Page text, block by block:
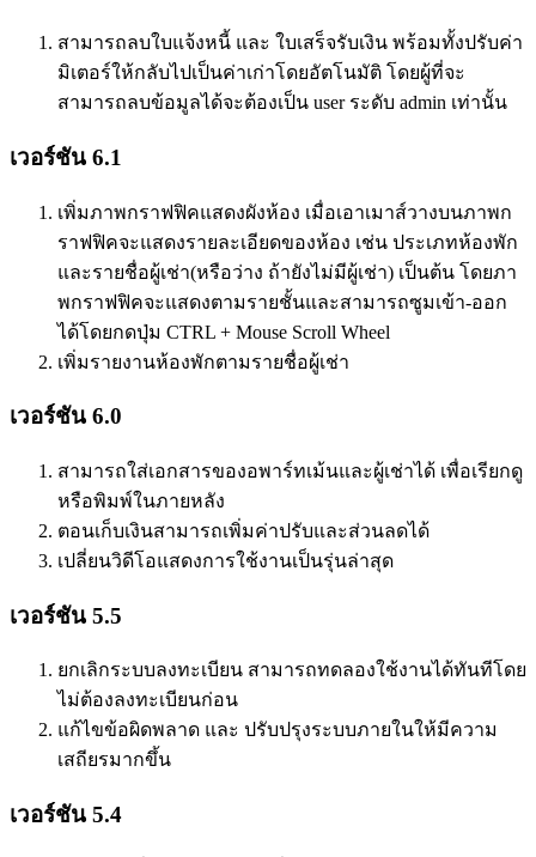
สามารถลบใบแจ้งหนี้ และ ใบเสร็จรับเงิน พร้อมทั้งปรับค่า
มิเตอร์ให้กลับไปเป็นค่าเก่าโดยอัตโนมัติ โดยผู้ที่จะ
สามารถลบข้อมูลได้จะต้องเป็น user ระดับ admin เท่านั้น
เวอร์ชัน 6.1
เพิ่มภาพกราฟฟิคแสดงผังห้อง เมื่อเอาเมาส์วางบนภาพก
ราฟฟิคจะแสดงรายละเอียดของห้อง เช่น ประเภทห้องพัก
และรายชื่อผู้เช่า(หรือว่าง ถ้ายังไม่มีผู้เช่า) เป็นต้น โดยภา
พกราฟฟิคจะแสดงตามรายชั้นและสามารถซูมเข้า-ออก
ได้โดยกดปุ่ม CTRL + Mouse Scroll Wheel
เพิ่มรายงานห้องพักตามรายชื่อผู้เช่า
เวอร์ชัน 6.0
สามารถใส่เอกสารของอพาร์ทเม้นและผู้เช่าได้ เพื่อเรียกดู
หรือพิมพ์ในภายหลัง
ตอนเก็บเงินสามารถเพิ่มค่าปรับและส่วนลดได้
เปลี่ยนวิดีโอแสดงการใช้งานเป็นรุ่นล่าสุด
เวอร์ชัน 5.5
ยกเลิกระบบลงทะเบียน สามารถทดลองใช้งานได้ทันทีโดย
ไม่ต้องลงทะเบียนก่อน
แก้ไขข้อผิดพลาด และ ปรับปรุงระบบภายในให้มีความ
เสถียรมากขึ้น
เวอร์ชัน 5.4